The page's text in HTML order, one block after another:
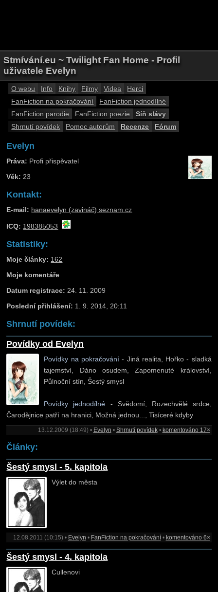
Stmívání.eu ~ Twilight Fan Home - Profil
uživatele Evelyn
O webu Info Knihy Filmy Videa
Herci
FanFiction na pokračování
FanFiction jednodílné
FanFiction parodie
FanFiction poezie
Síň slávy
Shrnutí povídek
Pomoc autorům Recenze Fórum
Evelyn
Práva: Profi přispěvatel
Věk: 23
Kontakt:
E-mail: hanaevelyn (zavináč) seznam.cz
ICQ: 198385053
Statistiky:
Moje články: 162
Moje komentáře
Datum registrace: 24. 11. 2009
Poslední přihlášení: 1. 9. 2014, 20:11
Shrnutí povídek:
Povídky od Evelyn
Povídky na pokračování- Jiná realita, Hořko - sladká
tajemství, Dáno osudem, Zapomenuté království,
Půlnoční stín, Šestý smysl
Povídky jednodílné - Svědomí, Rozechvělé srdce,
Čarodějnice patří na hranici, Možná jednou..., Tisíceré kdyby
13.12.2009 (18:49) • Evelyn • Shrnutí povídek• komentováno 17×
Články:
Šestý smysl - 5. kapitola
Výlet do města
12.08.2011 (10:15) • Evelyn • FanFiction na pokračování• komentováno 6×
Šestý smysl - 4. kapitola
Cullenovi